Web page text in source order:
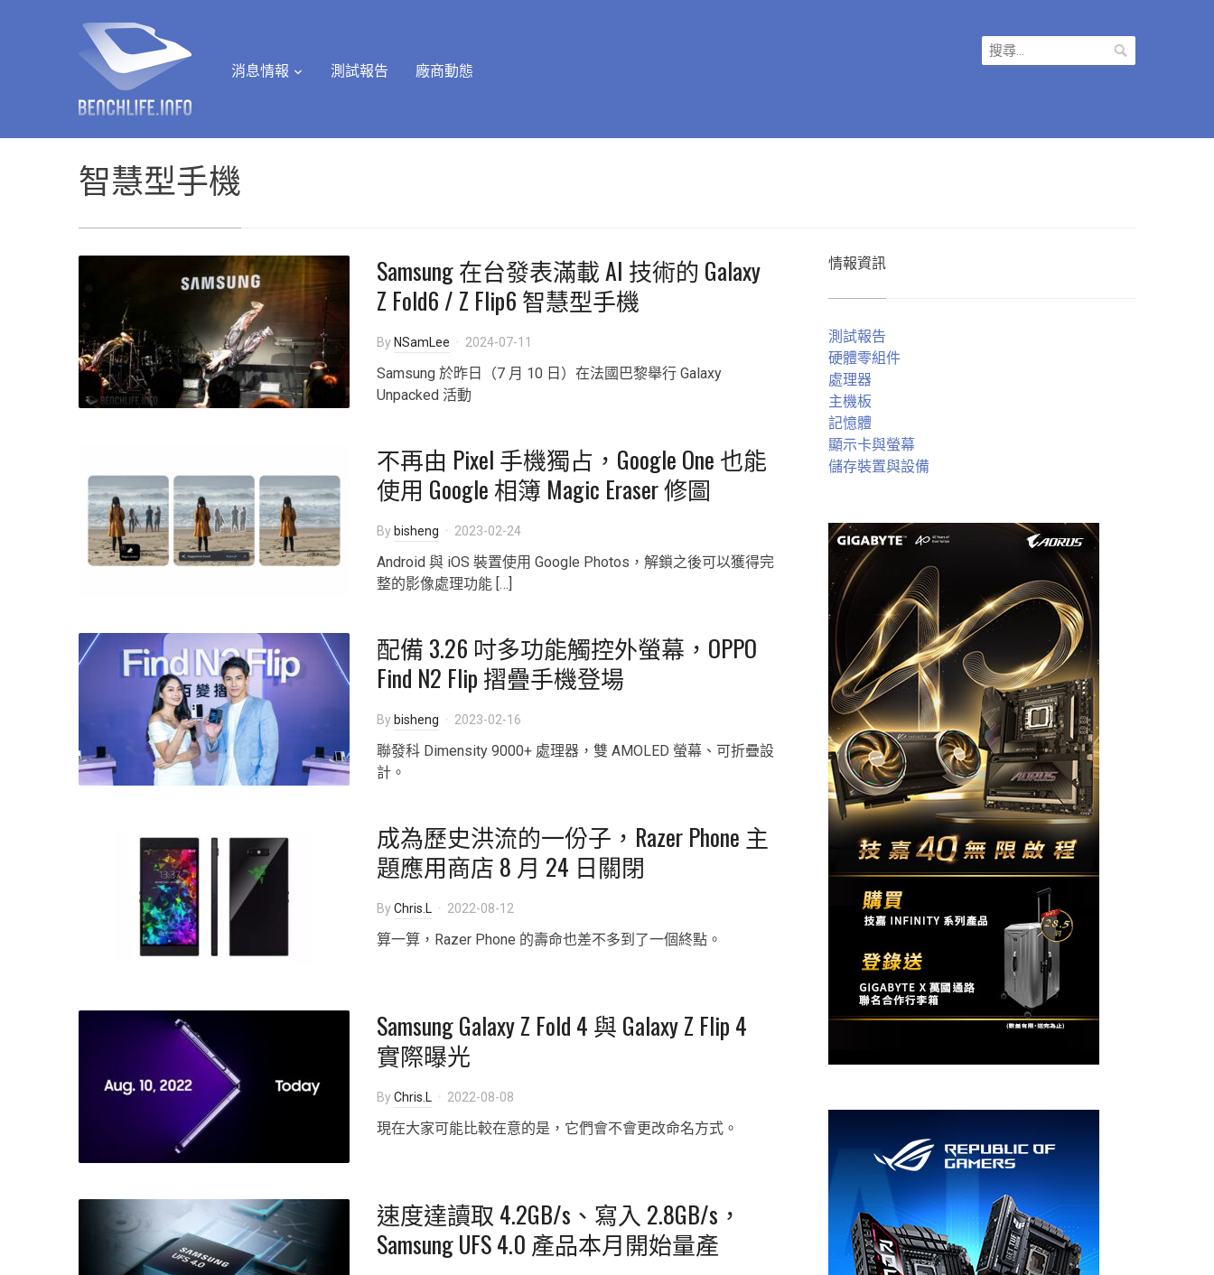
消息情報 測試報告 廠商動態
搜
尋
智慧型手機
Samsung 在台發表滿載 AI 技術的 Galaxy
Z Fold6 / Z Flip6 智慧型手機
By NSamLee 2024-07-11
Samsung 於昨日（7 月 10 日）在法國巴黎舉行 Galaxy
Unpacked 活動
不再由 Pixel 手機獨占，Google One 也能
使用 Google 相簿 Magic Eraser 修圖
By bisheng 2023-02-24
Android 與 iOS 裝置使用 Google Photos，解鎖之後可以獲得完
整的影像處理功能 […]
配備 3.26 吋多功能觸控外螢幕，OPPO
Find N2 Flip 摺疊手機登場
By bisheng 2023-02-16
聯發科 Dimensity 9000+ 處理器，雙 AMOLED 螢幕、可折疊設
計。
成為歷史洪流的一份子，Razer Phone 主
題應用商店 8 月 24 日關閉
ByChris.L 2022-08-12
算一算，Razer Phone 的壽命也差不多到了一個終點。
Samsung Galaxy Z Fold 4 與 Galaxy Z Flip 4
實際曝光
ByChris.L 2022-08-08
現在大家可能比較在意的是，它們會不會更改命名方式。
速度達讀取 4.2GB/s、寫入 2.8GB/s，
Samsung UFS 4.0 產品本月開始量產
情報資訊
測試報告
硬體零組件
處理器
主機板
記憶體
顯示卡與螢幕
儲存裝置與設備